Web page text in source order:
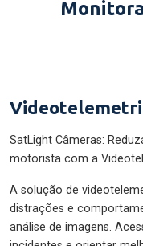
SatLight Câmeras:
motorista com a
A solução de
distrações e
análise de imagens.